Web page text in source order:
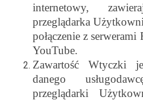
internetowy,
przeglądarka
połączenie z
YouTube.
Zawartość Wtyczki
danego
przeglądarki